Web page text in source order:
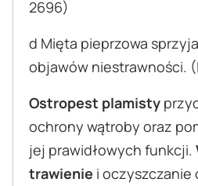
2696)
d Mięta pieprzowa
objawów niestrawności.
Ostropest plamisty
ochrony wątroby oraz
jej prawidłowych funkcji.
trawienie i oczyszczanie